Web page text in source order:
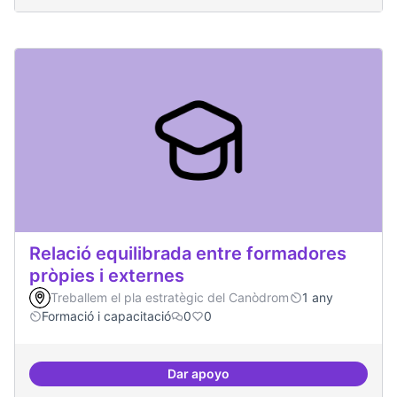
Relació equilibrada entre formadores
pròpies i externes
Treballem el pla estratègic del Canòdrom
1 any
Formació i capacitació
0 0
Dar apoyoRelació equilibrada entre